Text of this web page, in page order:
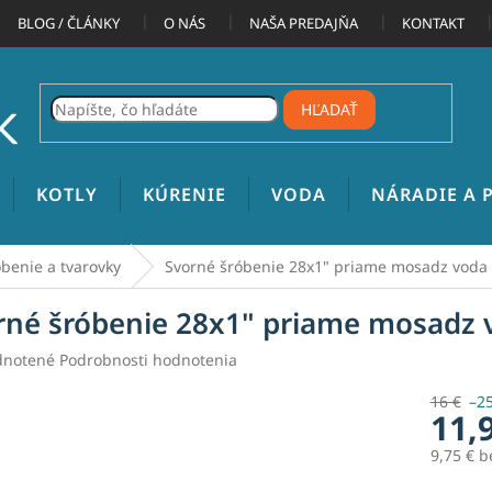
BLOG / ČLÁNKY O NÁS NAŠA PREDAJŇA KONTAKT
HĽADAŤ
KOTLY KÚRENIE VODA NÁRADIE A
a tvarovky Svorné šróbenie 28x1" priame mosadz voda
šróbenie 28x1" priame mosadz
Podrobnosti hodnotenia
16 €
9,75 €